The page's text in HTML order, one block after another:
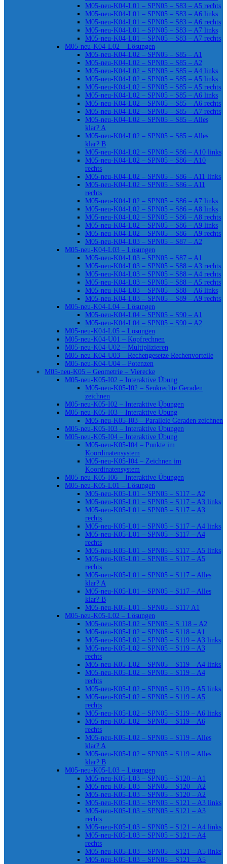
M05-neu-K04-L01 – SPN05 – S83 – A5 rechts
M05-neu-K04-L01 – SPN05 – S83 – A6 links
M05-neu-K04-L01 – SPN05 – S83 – A6 rechts
M05-neu-K04-L01 – SPN05 – S83 – A7 links
M05-neu-K04-L01 – SPN05 – S83 – A7 rechts
M05-neu-K04-L02 – Lösungen
M05-neu-K04-L02 – SPN05 – S85 – A1
M05-neu-K04-L02 – SPN05 – S85 – A2
M05-neu-K04-L02 – SPN05 – S85 – A4 links
M05-neu-K04-L02 – SPN05 – S85 – A5 links
M05-neu-K04-L02 – SPN05 – S85 – A5 rechts
M05-neu-K04-L02 – SPN05 – S85 – A6 links
M05-neu-K04-L02 – SPN05 – S85 – A6 rechts
M05-neu-K04-L02 – SPN05 – S85 – A7 rechts
M05-neu-K04-L02 – SPN05 – S85 – Alles
klar? A
M05-neu-K04-L02 – SPN05 – S85 – Alles
klar? B
M05-neu-K04-L02 – SPN05 – S86 – A10 links
M05-neu-K04-L02 – SPN05 – S86 – A10
rechts
M05-neu-K04-L02 – SPN05 – S86 – A11 links
M05-neu-K04-L02 – SPN05 – S86 – A11
rechts
M05-neu-K04-L02 – SPN05 – S86 – A7 links
M05-neu-K04-L02 – SPN05 – S86 – A8 links
M05-neu-K04-L02 – SPN05 – S86 – A8 rechts
M05-neu-K04-L02 – SPN05 – S86 – A9 links
M05-neu-K04-L02 – SPN05 – S86 – A9 rechts
M05-neu-K04-L03 – SPN05 – S87 – A2
M05-neu-K04-L03 – Lösungen
M05-neu-K04-L03 – SPN05 – S87 – A1
M05-neu-K04-L03 – SPN05 – S88 – A3 rechts
M05-neu-K04-L03 – SPN05 – S88 – A4 rechts
M05-neu-K04-L03 – SPN05 – S88 – A5 rechts
M05-neu-K04-L03 – SPN05 – S88 – A6 links
M05-neu-K04-L03 – SPN05 – S89 – A9 rechts
M05-neu-K04-L04 – Lösungen
M05-neu-K04-L04 – SPN05 – S90 – A1
M05-neu-K04-L04 – SPN05 – S90 – A2
M05-neu-K04-L05 – Lösungen
M05-neu-K04-U01 – Kopfrechnen
M05-neu-K04-U02 – Multiplizieren
M05-neu-K04-U03 – Rechengesetze Rechenvorteile
M05-neu-K04-U04 – Potenzen
M05-neu-K05 – Geometrie – Vierecke
M05-neu-K05-I02 – Interaktive Übung
M05-neu-K05-I02 – Senkrechte Geraden
zeichnen
M05-neu-K05-I02 – Interaktive Übungen
M05-neu-K05-I03 – Interaktive Übung
M05-neu-K05-I03 – Parallele Geraden zeichnen
M05-neu-K05-I03 – Interaktive Übungen
M05-neu-K05-I04 – Interaktive Übung
M05-neu-K05-I04 – Punkte im
Koordinatensystem
M05-neu-K05-I04 – Zeichnen im
Koordinatensystem
M05-neu-K05-I06 – Interaktive Übungen
M05-neu-K05-L01 – Lösungen
M05-neu-K05-L01 – SPN05 – S117 – A2
M05-neu-K05-L01 – SPN05 – S117 – A3 links
M05-neu-K05-L01 – SPN05 – S117 – A3
rechts
M05-neu-K05-L01 – SPN05 – S117 – A4 links
M05-neu-K05-L01 – SPN05 – S117 – A4
rechts
M05-neu-K05-L01 – SPN05 – S117 – A5 links
M05-neu-K05-L01 – SPN05 – S117 – A5
rechts
M05-neu-K05-L01 – SPN05 – S117 – Alles
klar? A
M05-neu-K05-L01 – SPN05 – S117 – Alles
klar? B
M05-neu-K05-L01 – SPN05 – S117 A1
M05-neu-K05-L02 – Lösungen
M05-neu-K05-L02 – SPN05 – S 118 – A2
M05-neu-K05-L02 – SPN05 – S118 – A1
M05-neu-K05-L02 – SPN05 – S119 – A3 links
M05-neu-K05-L02 – SPN05 – S119 – A3
rechts
M05-neu-K05-L02 – SPN05 – S119 – A4 links
M05-neu-K05-L02 – SPN05 – S119 – A4
rechts
M05-neu-K05-L02 – SPN05 – S119 – A5 links
M05-neu-K05-L02 – SPN05 – S119 – A5
rechts
M05-neu-K05-L02 – SPN05 – S119 – A6 links
M05-neu-K05-L02 – SPN05 – S119 – A6
rechts
M05-neu-K05-L02 – SPN05 – S119 – Alles
klar? A
M05-neu-K05-L02 – SPN05 – S119 – Alles
klar? B
M05-neu-K05-L03 – Lösungen
M05-neu-K05-L03 – SPN05 – S120 – A1
M05-neu-K05-L03 – SPN05 – S120 – A2
M05-neu-K05-L03 – SPN05 – S120 – A2
M05-neu-K05-L03 – SPN05 – S121 – A3 links
M05-neu-K05-L03 – SPN05 – S121 – A3
rechts
M05-neu-K05-L03 – SPN05 – S121 – A4 links
M05-neu-K05-L03 – SPN05 – S121 – A4
rechts
M05-neu-K05-L03 – SPN05 – S121 – A5 links
M05-neu-K05-L03 – SPN05 – S121 – A5